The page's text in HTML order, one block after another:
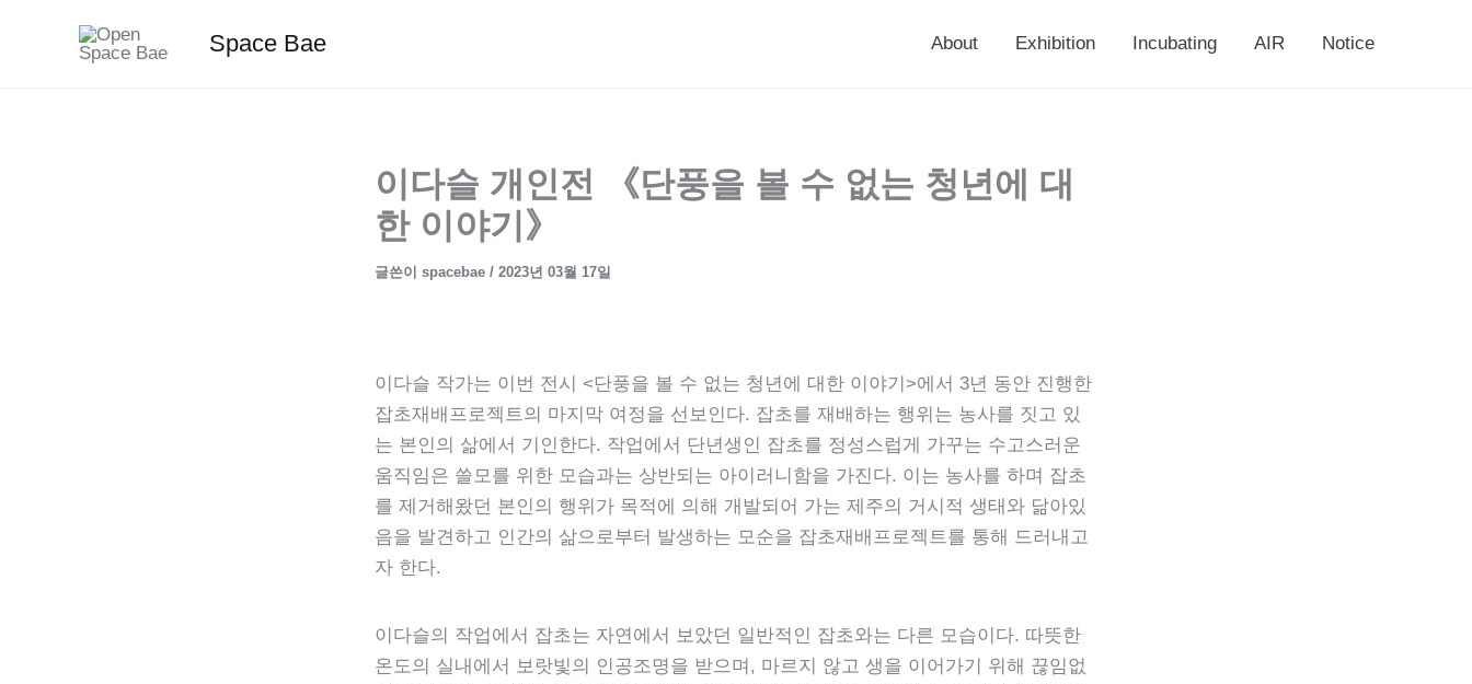
Space Bae About Exhibition Incubating AIR Notice
이다슬 개인전 《단풍을 볼 수 없는 청년에 대
한 이야기》
글쓴이 spacebae / 2023년 03월 17일
이다슬 작가는 이번 전시 <단풍을 볼 수 없는 청년에 대한 이야기>에서 3년 동안 진행한
잡초재배프로젝트의 마지막 여정을 선보인다. 잡초를 재배하는 행위는 농사를 짓고 있
는 본인의 삶에서 기인한다. 작업에서 단년생인 잡초를 정성스럽게 가꾸는 수고스러운
움직임은 쓸모를 위한 모습과는 상반되는 아이러니함을 가진다. 이는 농사를 하며 잡초
를 제거해왔던 본인의 행위가 목적에 의해 개발되어 가는 제주의 거시적 생태와 닮아있
음을 발견하고 인간의 삶으로부터 발생하는 모순을 잡초재배프로젝트를 통해 드러내고
자 한다.
이다슬의 작업에서 잡초는 자연에서 보았던 일반적인 잡초와는 다른 모습이다. 따뜻한
온도의 실내에서 보랏빛의 인공조명을 받으며, 마르지 않고 생을 이어가기 위해 끊임없